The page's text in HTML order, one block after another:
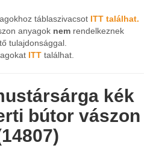
táblaszivacsot ITT találhat.
anyagok nem rendelkeznek
tulajdonsággal.
ITT találhat.
kék
bútor vászon